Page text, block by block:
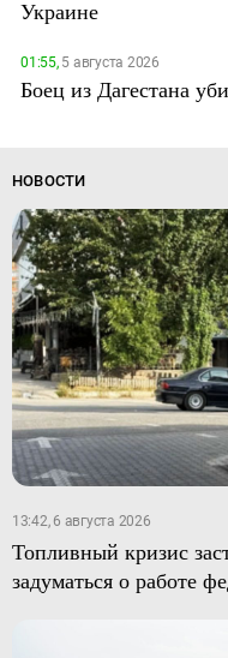
Украине
01:55,5 августа 2026
Боец из Дагестана
НОВОСТИ
13:42, 6 августа 2026
Топливный кризис
задуматься о работе